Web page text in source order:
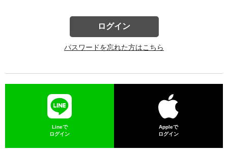
ログイン
パスワードを忘れた方はこちら
Lineで
ログイン
Appleで
ログイン